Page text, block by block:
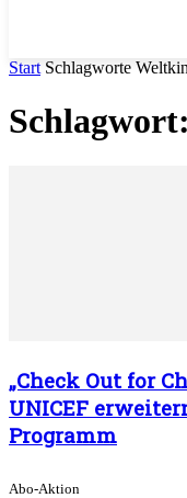
Start Schlagworte
„Check Out for
UNICEF
Programm
Abo-Aktion